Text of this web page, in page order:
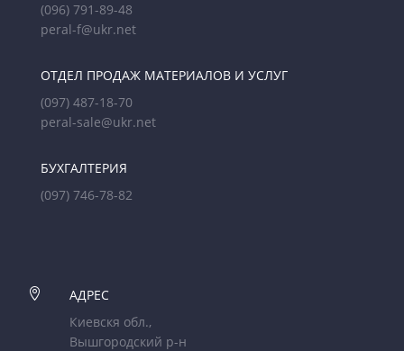
(096) 791-89-48
peral-f@ukr.net
ОТДЕЛ ПРОДАЖ МАТЕРИАЛОВ И УСЛУГ
(097) 487-18-70
peral-sale@ukr.net
БУХГАЛТЕРИЯ
(097) 746-78-82

АДРЕС
Киевскя обл.,
Вышгородский р-н